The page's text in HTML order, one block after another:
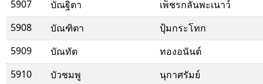
5907
บัณฐิตา
เพ็ชรกลั่นพะเนาว์
5908
บัณฑิตา
ปุ้มกระโทก
5909
บัณทัต
ทองอนันต์
5910
บัวชมพู
นุกาศรัมย์